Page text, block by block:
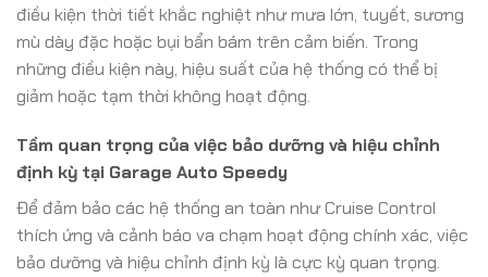
điều kiện thời tiết khắc nghiệt như mưa lớn, tuyết, sương
mù dày đặc hoặc bụi bẩn bám trên cảm biến. Trong
những điều kiện này, hiệu suất của hệ thống có thể bị
giảm hoặc tạm thời không hoạt động.
Tầm quan trọng của việc bảo dưỡng và hiệu chỉnh
định kỳ tại Garage Auto Speedy
Để đảm bảo các hệ thống an toàn như Cruise Control
thích ứng và cảnh báo va chạm hoạt động chính xác, việc
bảo dưỡng và hiệu chỉnh định kỳ là cực kỳ quan trọng.